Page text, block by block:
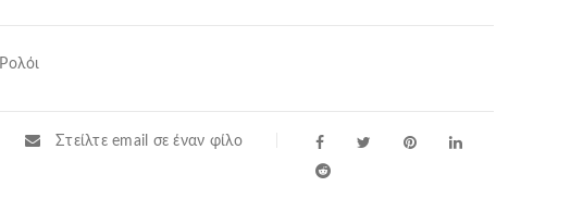
Ρολόι
Στείλτε email σε έναν φίλο